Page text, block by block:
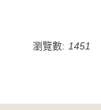
瀏覽數: 1451